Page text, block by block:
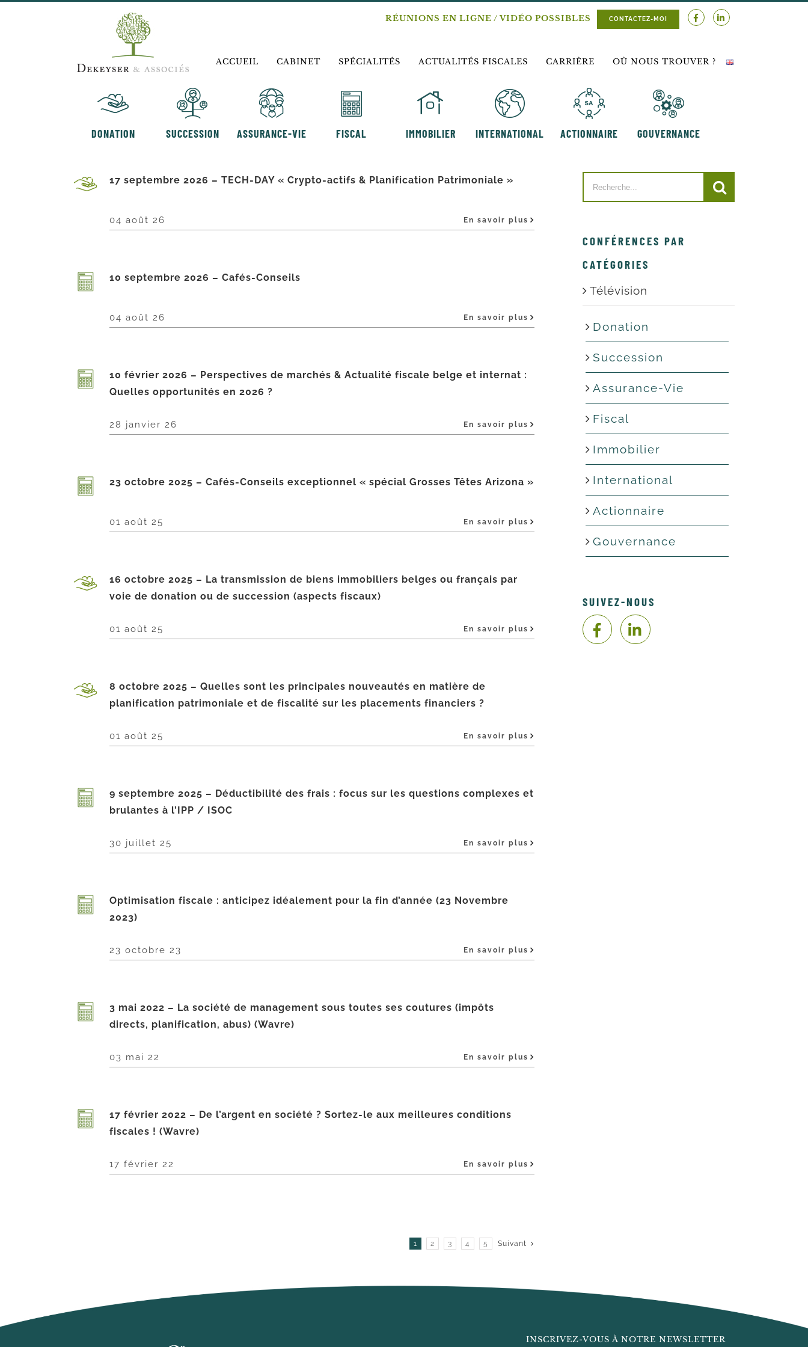
RÉUNIONS EN LIGNE / VIDÉO POSSIBLES CONTACTEZ-MOI
ACCUEIL CABINET SPÉCIALITÉS ACTUALITÉS FISCALES CARRIÈRE OÙ NOUS TROUVER ?
DONATION SUCCESSION ASSURANCE-VIE FISCAL IMMOBILIER INTERNATIONAL ACTIONNAIRE GOUVERNANCE
17 septembre 2026 – TECH-DAY « Crypto-actifs & Planification Patrimoniale »
04 août 26 En savoir plus
10 septembre 2026 – Cafés-Conseils
04 août 26 En savoir plus
10 février 2026 – Perspectives de marchés & Actualité fiscale belge et internat :
Quelles opportunités en 2026 ?
28 janvier 26 En savoir plus
23 octobre 2025 – Cafés-Conseils exceptionnel « spécial Grosses Têtes Arizona »
01 août 25 En savoir plus
16 octobre 2025 – La transmission de biens immobiliers belges ou français par
voie de donation ou de succession (aspects fiscaux)
01 août 25 En savoir plus
8 octobre 2025 – Quelles sont les principales nouveautés en matière de
planification patrimoniale et de fiscalité sur les placements financiers ?
01 août 25 En savoir plus
9 septembre 2025 – Déductibilité des frais : focus sur les questions complexes et
brulantes à l’IPP / ISOC
30 juillet 25 En savoir plus
Optimisation fiscale : anticipez idéalement pour la fin d’année (23 Novembre
2023)
23 octobre 23 En savoir plus
3 mai 2022 – La société de management sous toutes ses coutures (impôts
directs, planification, abus) (Wavre)
03 mai 22 En savoir plus
17 février 2022 – De l’argent en société ? Sortez-le aux meilleures conditions
fiscales ! (Wavre)
17 février 22 En savoir plus
1 2 3 4 5 Suivant
for:
PAR
CATÉGORIES
Télévision
Donation
Succession
Assurance-Vie
Fiscal
Immobilier
International
Actionnaire
Gouvernance
SUIVEZ-NOUS
INSCRIVEZ-VOUS À NOTRE NEWSLETTER